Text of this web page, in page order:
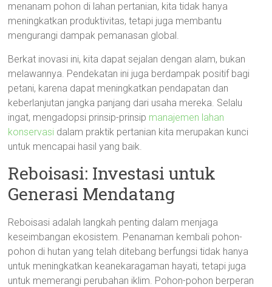
menanam pohon di lahan pertanian, kita tidak hanya
meningkatkan produktivitas, tetapi juga membantu
mengurangi dampak pemanasan global.
Berkat inovasi ini, kita dapat sejalan dengan alam, bukan
melawannya. Pendekatan ini juga berdampak positif bagi
petani, karena dapat meningkatkan pendapatan dan
keberlanjutan jangka panjang dari usaha mereka. Selalu
ingat, mengadopsi prinsip-prinsip manajemen lahan
konservasi dalam praktik pertanian kita merupakan kunci
untuk mencapai hasil yang baik.
Reboisasi: Investasi untuk
Generasi Mendatang
Reboisasi adalah langkah penting dalam menjaga
keseimbangan ekosistem. Penanaman kembali pohon-
pohon di hutan yang telah ditebang berfungsi tidak hanya
untuk meningkatkan keanekaragaman hayati, tetapi juga
untuk memerangi perubahan iklim. Pohon-pohon berperan